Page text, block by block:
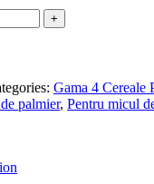
Gama 4 Cereale
palmier, Pentru micul